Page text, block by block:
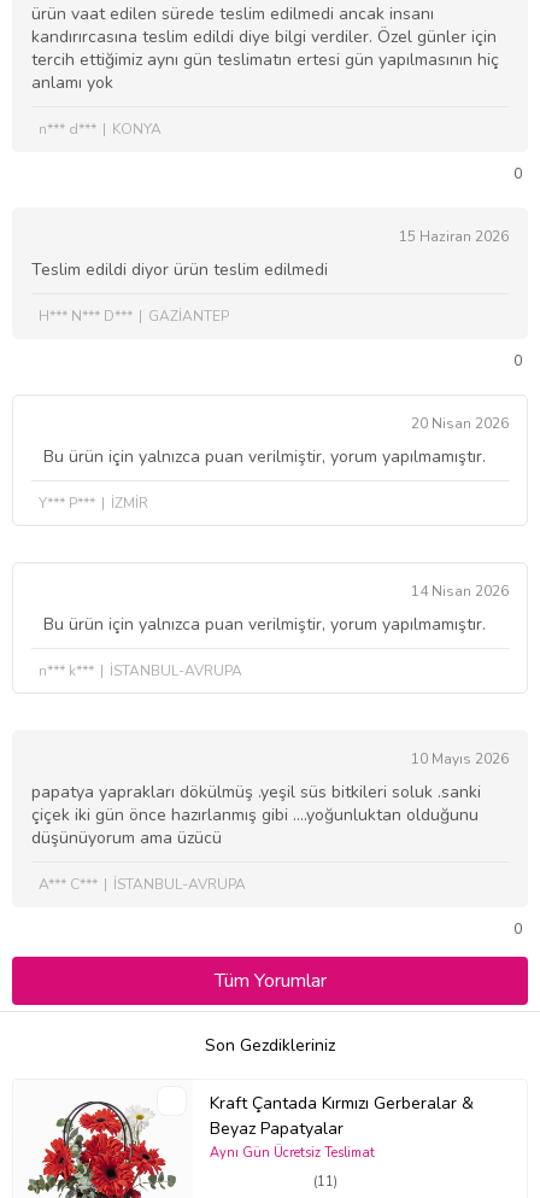
ürün vaat edilen sürede teslim edilmedi ancak insanı
kandırırcasına teslim edildi diye bilgi verdiler. Özel günler için
tercih ettiğimiz aynı gün teslimatın ertesi gün yapılmasının hiç
anlamı yok
n*** d*** KONYA
0
15 Haziran 2026
Teslim edildi diyor ürün teslim edilmedi
H*** N*** D*** GAZİANTEP
0
20 Nisan 2026
Bu ürün için yalnızca puan verilmiştir, yorum yapılmamıştır.
Y*** P*** İZMİR
14 Nisan 2026
Bu ürün için yalnızca puan verilmiştir, yorum yapılmamıştır.
n*** k*** İSTANBUL-AVRUPA
10 Mayıs 2026
papatya yaprakları dökülmüş .yeşil süs bitkileri soluk .sanki
çiçek iki gün önce hazırlanmış gibi ....yoğunluktan olduğunu
düşünüyorum ama üzücü
A*** C*** İSTANBUL-AVRUPA
0
Tüm Yorumlar
Son Gezdikleriniz
Kraft Çantada Kırmızı Gerberalar &
Beyaz Papatyalar
(11)
Aynı Gün Ücretsiz Teslimat